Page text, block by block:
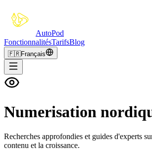
AutoPod
FonctionnalitésTarifsBlog
🇫🇷Français
Numerisation
Recherches approfondies et guides d'experts
contenu et la croissance.